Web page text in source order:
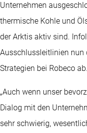
Unternehmen
thermische Kohle und
der Arktis aktiv sind.
Ausschlussleitlinien nun
Strategien bei Robeco ab.
„Auch wenn unser
Dialog mit den
sehr schwierig,